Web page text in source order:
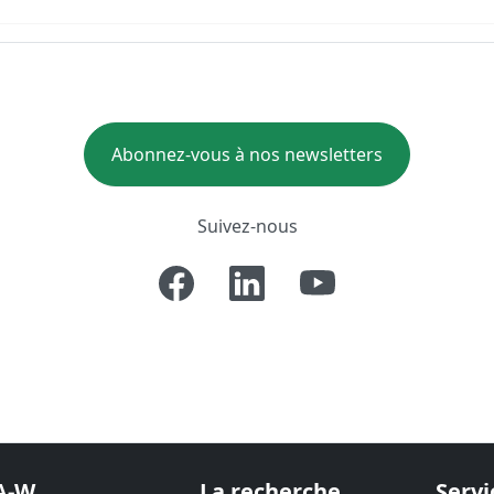
Abonnez-vous à nos newsletters
Suivez-nous